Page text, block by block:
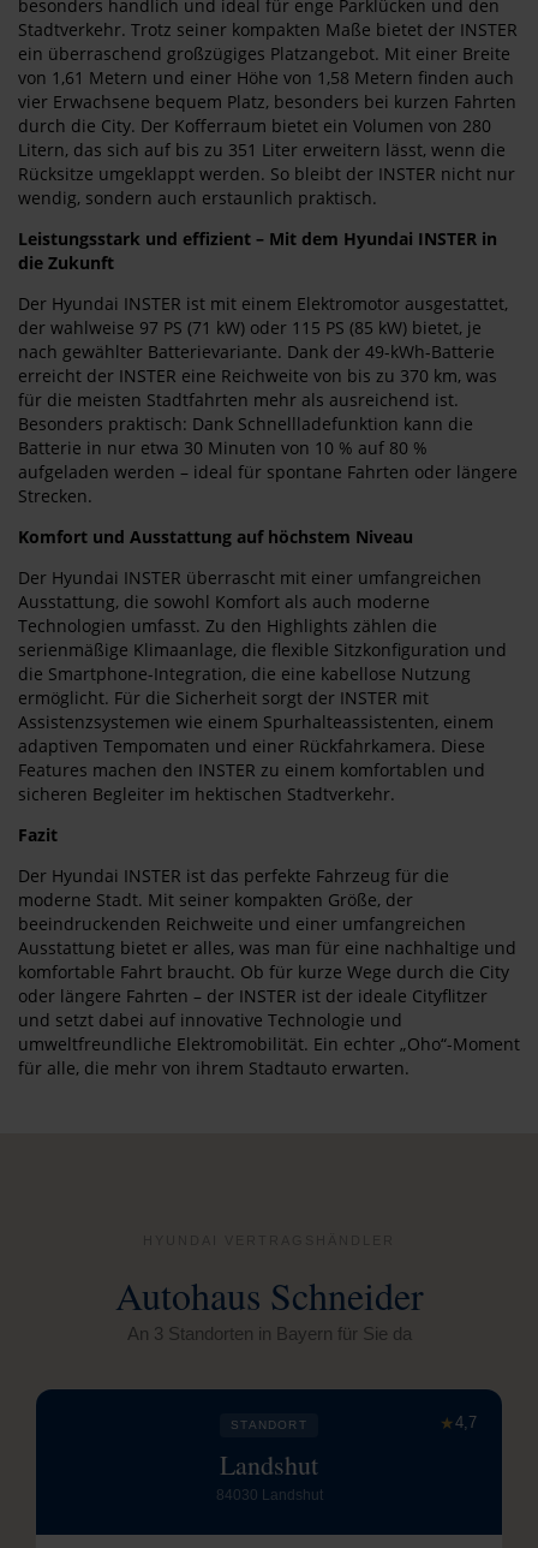
besonders handlich und ideal für enge Parklücken und den
Stadtverkehr. Trotz seiner kompakten Maße bietet der INSTER
ein überraschend großzügiges Platzangebot. Mit einer Breite
von 1,61 Metern und einer Höhe von 1,58 Metern finden auch
vier Erwachsene bequem Platz, besonders bei kurzen Fahrten
durch die City. Der Kofferraum bietet ein Volumen von 280
Litern, das sich auf bis zu 351 Liter erweitern lässt, wenn die
Rücksitze umgeklappt werden. So bleibt der INSTER nicht nur
wendig, sondern auch erstaunlich praktisch.
Leistungsstark und effizient – Mit dem Hyundai INSTER in
die Zukunft
Der Hyundai INSTER ist mit einem Elektromotor ausgestattet,
der wahlweise 97 PS (71 kW) oder 115 PS (85 kW) bietet, je
nach gewählter Batterievariante. Dank der 49-kWh-Batterie
erreicht der INSTER eine Reichweite von bis zu 370 km, was
für die meisten Stadtfahrten mehr als ausreichend ist.
Besonders praktisch: Dank Schnellladefunktion kann die
Batterie in nur etwa 30 Minuten von 10 % auf 80 %
aufgeladen werden – ideal für spontane Fahrten oder längere
Strecken.
Komfort und Ausstattung auf höchstem Niveau
Der Hyundai INSTER überrascht mit einer umfangreichen
Ausstattung, die sowohl Komfort als auch moderne
Technologien umfasst. Zu den Highlights zählen die
serienmäßige Klimaanlage, die flexible Sitzkonfiguration und
die Smartphone-Integration, die eine kabellose Nutzung
ermöglicht. Für die Sicherheit sorgt der INSTER mit
Assistenzsystemen wie einem Spurhalteassistenten, einem
adaptiven Tempomaten und einer Rückfahrkamera. Diese
Features machen den INSTER zu einem komfortablen und
sicheren Begleiter im hektischen Stadtverkehr.
Fazit
Der Hyundai INSTER ist das perfekte Fahrzeug für die
moderne Stadt. Mit seiner kompakten Größe, der
beeindruckenden Reichweite und einer umfangreichen
Ausstattung bietet er alles, was man für eine nachhaltige und
komfortable Fahrt braucht. Ob für kurze Wege durch die City
oder längere Fahrten – der INSTER ist der ideale Cityflitzer
und setzt dabei auf innovative Technologie und
umweltfreundliche Elektromobilität. Ein echter „Oho“-Moment
für alle, die mehr von ihrem Stadtauto erwarten.
Autohaus Schneider
An 3 Standorten in Bayern für Sie da
★4,7
STANDORT
Landshut
84030 Landshut